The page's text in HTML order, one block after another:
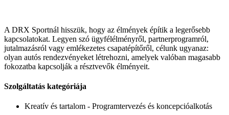
A DRX Sportnál hisszük, hogy az élmények építik a legerősebb
kapcsolatokat. Legyen szó ügyfélélményről, partnerprogramról,
jutalmazásról vagy emlékezetes csapatépítőről, célunk ugyanaz:
olyan autós rendezvényeket létrehozni, amelyek valóban magasabb
fokozatba kapcsolják a résztvevők élményeit.
Szolgáltatás kategóriája
Kreatív és tartalom - Programtervezés és koncepcióalkotás